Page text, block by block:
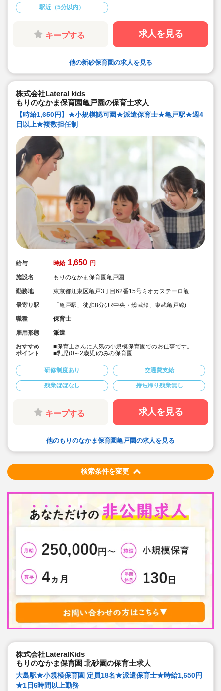
◇8:00～18:00の間で実働6時間か7時間でご相談可能！
◇土曜日も週1回程度出勤いただける方を優先いたしま
◇新卒、未経験、業務経験あり、いずれの方もご応募可
能です！
◇20代～50代まで幅広い年齢層の方が活躍中です！
駅近（5分以内）
キープする 求人を見る
他の新砂保育園の求人を見る
株式会社Lateral kids
もりのなかま保育園亀戸園の保育士求人
【時給1,650円】★小規模認可園★派遣保育士★亀戸駅★週4
日以上★複数担任制
給与 時給 1,650 円
施設名
もりのなかま保育園亀戸園
勤務地
東京都江東区亀戸3丁目62番15号ミオカステーロ亀戸
最寄り駅
「亀戸駅」徒歩8分(JR中央・総武線、東武亀戸線)
職種
保育士
雇用形態
派遣
おすすめ
ポイント
■保育士さんに人気の小規模保育園でのお仕事です。
■乳児(0～2歳児)のみの保育園
■早番・遅番かのうであれば時間固定も検討可
研修制度あり 交通費支給
残業ほぼなし 持ち帰り残業無し
キープする 求人を見る
他のもりのなかま保育園亀戸園の求人を見る
検索条件を変更
株式会社LateralKids
もりのなかま保育園 北砂園の保育士求人
大島駅★小規模保育園 定員18名★派遣保育士★時給1,650円
★1日6時間以上勤務